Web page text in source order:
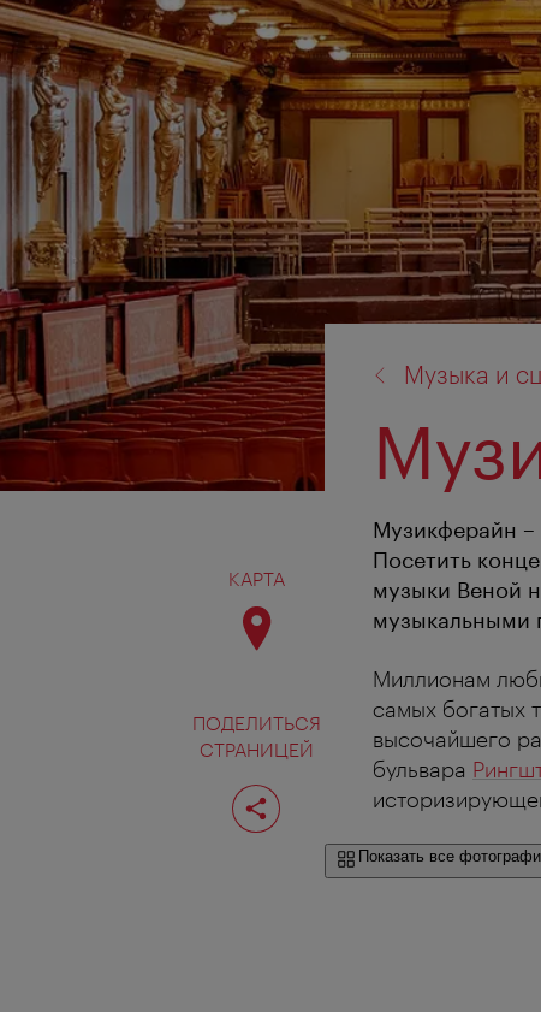
КАРТА
ПОДЕЛИТЬСЯ
СТРАНИЦЕЙ
Поделиться
страницей
Музыка и
Музикферайн –
Посетить
музыки Веной
музыкальными
Миллионам
самых богатых
высочайшего
бульвара
Показать все